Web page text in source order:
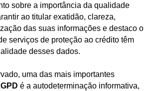
sobre a importância da qualidade
ao titular exatidão, clareza,
das suas informações e destaco o
serviços de proteção ao crédito têm
desses dados.
uma das mais importantes
é a autodeterminação informativa,